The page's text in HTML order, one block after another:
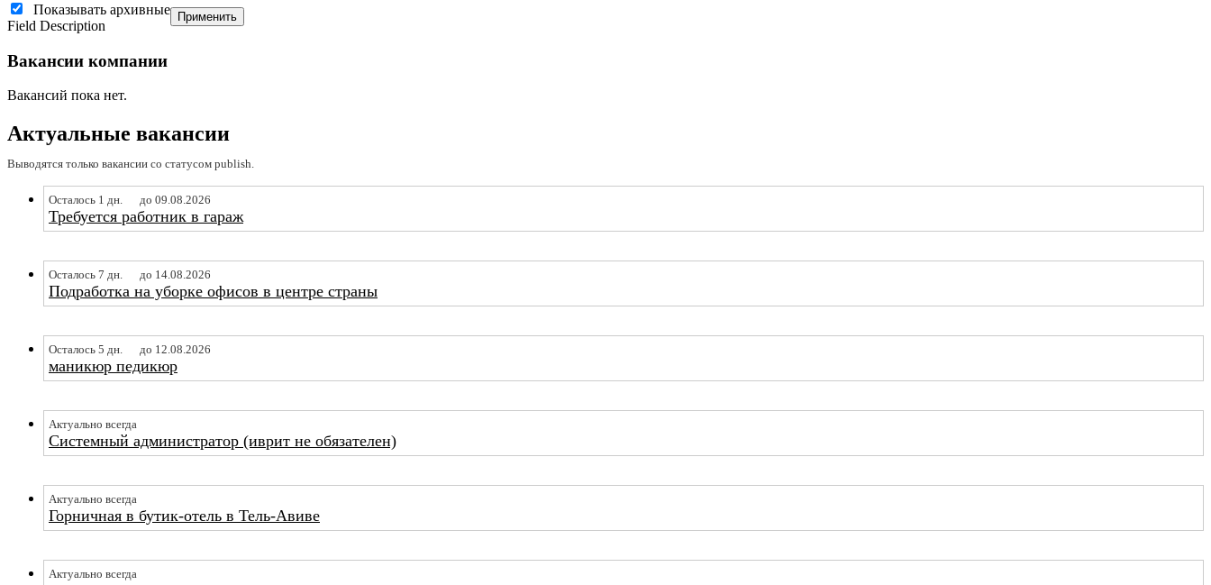
Показывать архивные
Field Description
Применить
Вакансии компании
Вакансий пока нет.
Актуальные вакансии
Выводятся только вакансии со статусом publish.
Осталось 1 дн. до 09.08.2026
Требуется работник в гараж
Осталось 7 дн. до 14.08.2026
Подработка на уборке офисов в центре страны
Осталось 5 дн. до 12.08.2026
маникюр педикюр
Актуально всегда
Системный администратор (иврит не обязателен)
Актуально всегда
Горничная в бутик-отель в Тель-Авиве
Актуально всегда